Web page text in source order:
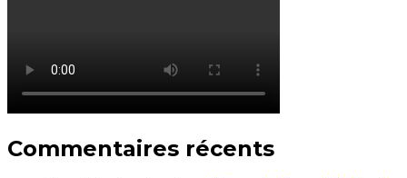
Commentaires récents